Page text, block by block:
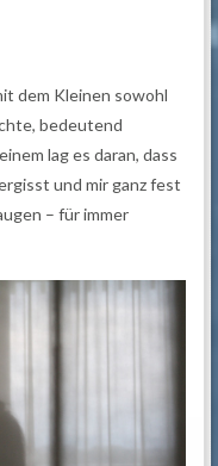
dem Kleinen sowohl
bedeutend
lag es daran, dass
und mir ganz fest
– für immer